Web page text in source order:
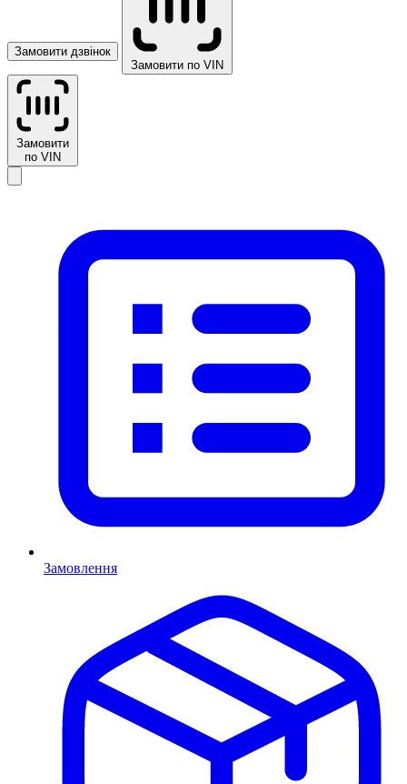
Замовити дзвінок
Замовити по VIN
Замовити
по VIN
Замовлення